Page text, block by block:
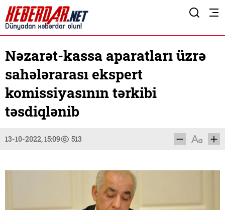
Nəzarət-kassa aparatları üzrə
sahələrarası ekspert
komissiyasının tərkibi
təsdiqlənib
13-10-2022, 15:09 513